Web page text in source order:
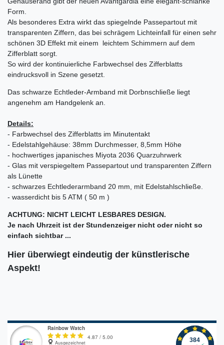
Form.
Als besonderes Extra wirkt das spiegelnde Passepartout mit
transparenten Ziffern, das bei schrägem Lichteinfall für einen sehr
schönen 3D Effekt mit einem leichtem Schimmern auf dem
Zifferblatt sorgt.
So wird der kontinuierliche Farbwechsel des Zifferblatts
eindrucksvoll in Szene gesetzt.
Das schwarze Echtleder-Armband mit Dorbnschließe liegt
angenehm am Handgelenk an.
Details:
- Farbwechsel des Zifferblatts im Minutentakt
- Edelstahlgehäuse: 38mm Durchmesser, 8,5mm Höhe
- hochwertiges japanisches Miyota 2036 Quarzuhrwerk
- Glas mit verspiegeltem Passepartout und transparenten Ziffern
als Lünette
- schwarzes Echtlederarmband 20 mm, mit Edelstahlschließe.
- wasserdicht bis 5 ATM ( 50 m )
ACHTUNG: NICHT LEICHT LESBARES DESIGN.
Je nach Uhrzeit ist der Stundenzeiger nicht oder nicht so
einfach sichtbar ...
Hier überwiegt eindeutig der künstlerische
Aspekt!